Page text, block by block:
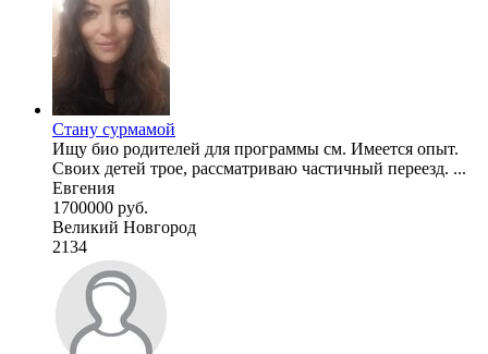
Стану сурмамой
Ищу био родителей для программы см. Имеется опыт.
Своих детей трое, рассматриваю частичный переезд. ...
Евгения
1700000 руб.
Великий Новгород
2134